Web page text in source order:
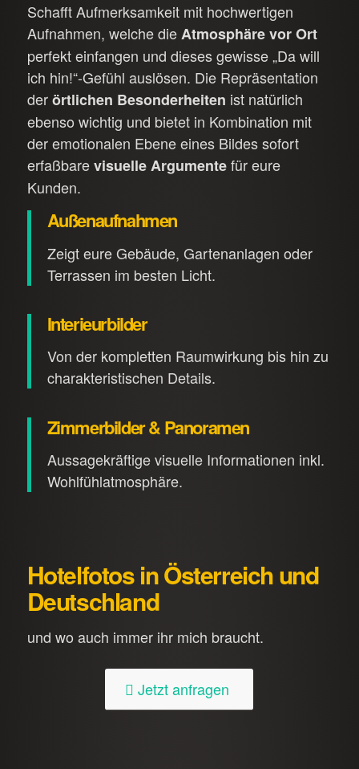
Schafft Aufmerksamkeit mit hochwertigen
Aufnahmen, welche dieAtmosphäre vor Ort
perfekt einfangen und dieses gewisse „Da will
ich hin!“-Gefühl auslösen. Die Repräsentation
derörtlichen Besonderheiten ist natürlich
ebenso wichtig und bietet in Kombination mit
der emotionalen Ebene eines Bildes sofort
erfaßbarevisuelle Argumentefür eure
Kunden.
Außenaufnahmen
Zeigt eure Gebäude, Gartenanlagen oder
Terrassen im besten Licht.
Interieurbilder
Von der kompletten Raumwirkung bis hin zu
charakteristischen Details.
Zimmerbilder & Panoramen
Aussagekräftige visuelle Informationen inkl.
Wohlfühlatmosphäre.
Hotelfotos in Österreich und
Deutschland
und wo auch immer ihr mich braucht.
Jetzt anfragen